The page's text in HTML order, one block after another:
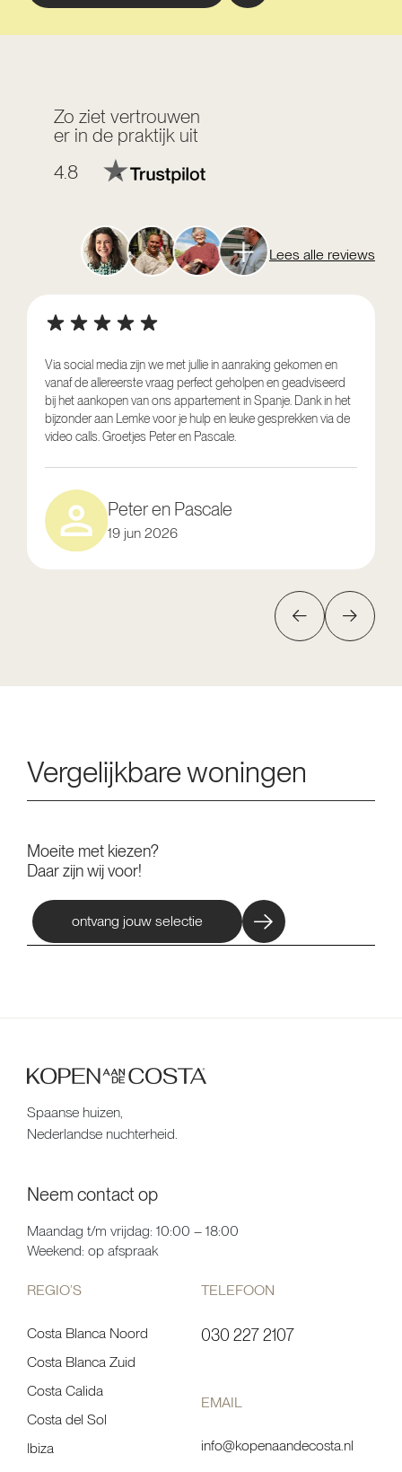
Zo ziet vertrouwen
er in de praktijk uit
4.8
Lees alle reviews
Via social media zijn we met jullie in aanraking gekomen en
vanaf de allereerste vraag perfect geholpen en geadviseerd
bij het aankopen van ons appartement in Spanje. Dank in het
bijzonder aan Lemke voor je hulp en leuke gesprekken via de
video calls. Groetjes Peter en Pascale.
Peter en Pascale
19 jun 2026
Vergelijkbare woningen
Moeite met kiezen?
Daar zijn wij voor!
ontvang jouw selectie
Spaanse huizen,
Nederlandse nuchterheid.
Neem contact op
Maandag t/m vrijdag: 10:00 – 18:00
Weekend: op afspraak
REGIO’S
Costa Blanca Noord
Costa Blanca Zuid
Costa Calida
Costa del Sol
Ibiza
TELEFOON
030 227 2107
EMAIL
info@kopenaandecosta.nl